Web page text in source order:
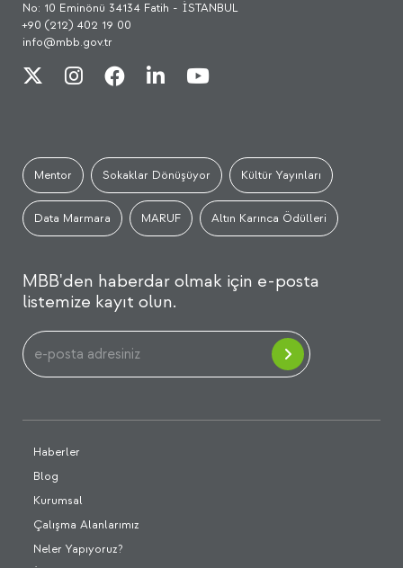
No: 10 Eminönü 34134 Fatih - İSTANBUL
+90 (212) 402 19 00
info@mbb.gov.tr
Mentor Sokaklar Dönüşüyor Kültür Yayınları
Data Marmara MARUF Altın Karınca Ödülleri
MBB'den haberdar olmak için e-posta
listemize kayıt olun.
Haberler
Blog
Kurumsal
Çalışma Alanlarımız
Neler Yapıyoruz?